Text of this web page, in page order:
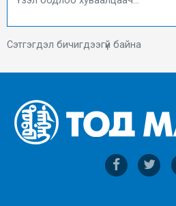
Сэтгэгдэл бичигдээгүй байна